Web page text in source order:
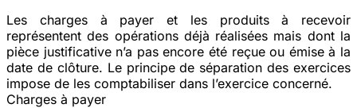
Les charges à payer et les produits à recevoir
représentent des opérations déjà réalisées mais dont la
pièce justificative n’a pas encore été reçue ou émise à la
date de clôture. Le principe de séparation des exercices
impose de les comptabiliser dans l’exercice concerné.
Charges à payer